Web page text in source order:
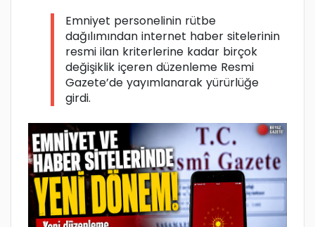
Emniyet personelinin rütbe
dağılımından internet haber sitelerinin
resmi ilan kriterlerine kadar birçok
değişiklik içeren düzenleme Resmi
Gazete’de yayımlanarak yürürlüğe
girdi.